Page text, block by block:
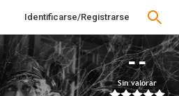
Identificarse/Registrarse
--
Sin valorar